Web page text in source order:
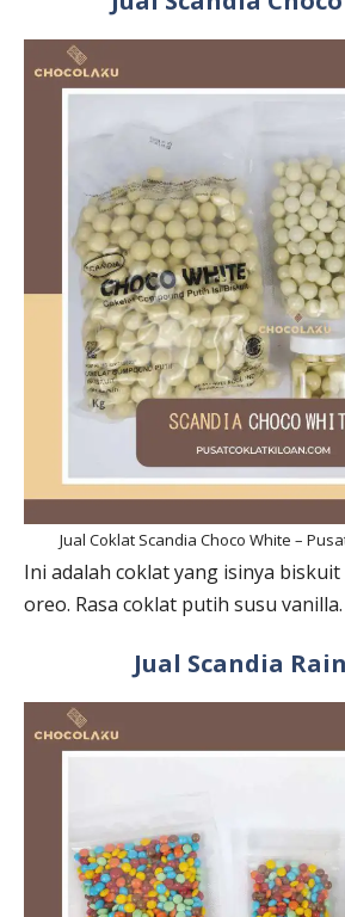
Jual Coklat Scandia Choco White –
Ini adalah coklat yang isinya
oreo. Rasa coklat putih susu vanilla.
Jual Scandia